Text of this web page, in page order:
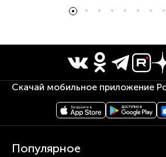
Скачай мобильное приложение
Популярное